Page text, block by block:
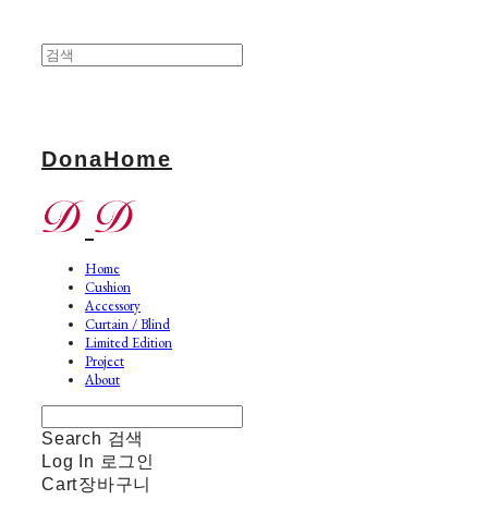
DonaHome
Home
Cushion
Accessory
Curtain / Blind
Limited Edition
Project
About
Search 검색
Log In 로그인
Cart장바구니